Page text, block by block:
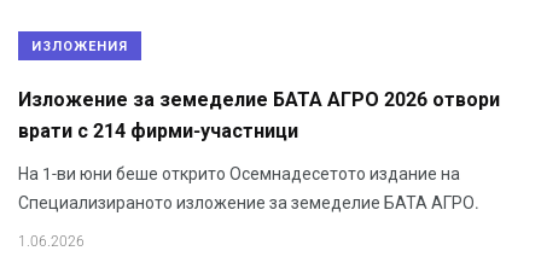
ИЗЛОЖЕНИЯ
Изложение за земеделие БАТА АГРО 2026 отвори
врати с 214 фирми-участници
На 1-ви юни беше открито Осемнадесетото издание на
Специализираното изложение за земеделие БАТА АГРО.
1.06.2026